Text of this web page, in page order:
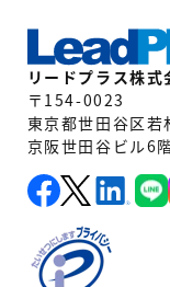
リードプラス株式
〒154-0023
東京都世田谷区
京阪世田谷ビル6